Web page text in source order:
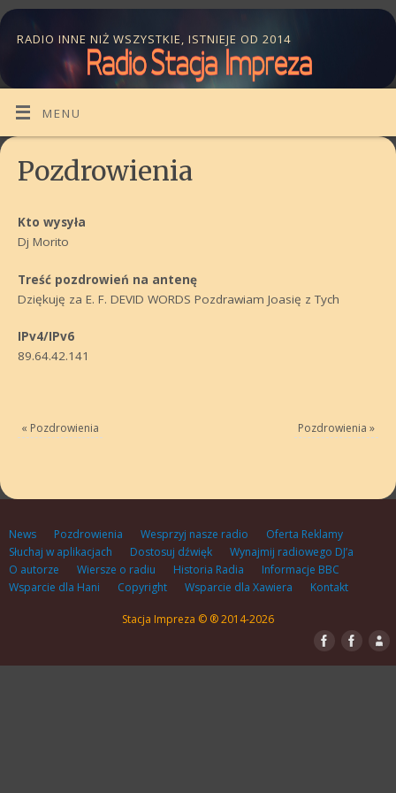
RADIO INNE NIŻ WSZYSTKIE, ISTNIEJE OD 2014
MENU
Pozdrowienia
Kto wysyła
Dj Morito
Treść pozdrowień na antenę
Dziękuję za E. F. DEVID WORDS Pozdrawiam Joasię z Tych
IPv4/IPv6
89.64.42.141
« Pozdrowienia Pozdrowienia »
News Pozdrowienia Wesprzyj nasze radio
Oferta Reklamy
Słuchaj w aplikacjach
Dostosuj dźwięk
Wynajmij radiowego DJ’a
O autorze
Wiersze o radiu Historia Radia
Informacje BBC
Wsparcie dla Hani
Copyright Wsparcie dla Xawiera Kontakt
Stacja Impreza © ® 2014-2026